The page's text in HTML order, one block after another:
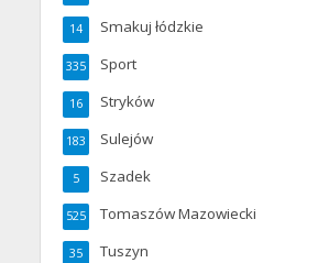
Smakuj łódzkie
14
Sport
335
Stryków
16
Sulejów
183
Szadek
5
Tomaszów Mazowiecki
525
Tuszyn
35